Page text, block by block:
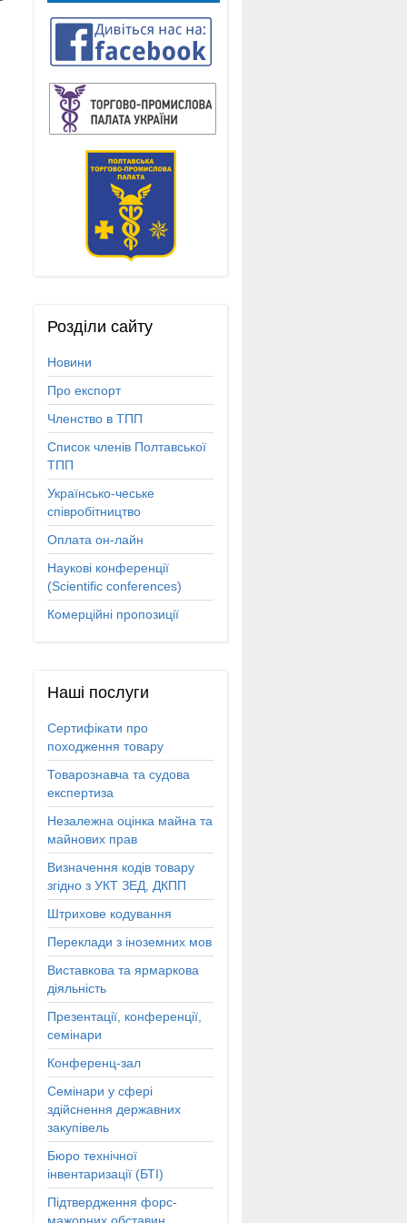
Розділи сайту
Новини
Про експорт
Членство в ТПП
Список членів Полтавської
ТПП
Українсько-чеське
співробітництво
Оплата он-лайн
Наукові конференції
(Scientific conferences)
Комерційні пропозиції
Наші послуги
Сертифікати про
походження товару
Товарознавча та судова
експертиза
Незалежна оцінка майна та
майнових прав
Визначення кодів товару
згідно з УКТ ЗЕД, ДКПП
Штрихове кодування
Переклади з іноземних мов
Виставкова та ярмаркова
діяльність
Презентації, конференції,
семінари
Конференц-зал
Семінари у сфері
здійснення державних
закупівель
Бюро технічної
інвентаризації (БТІ)
Підтвердження форс-
мажорних обставин